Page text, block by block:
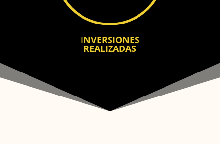
INVERSIONES
REALIZADAS